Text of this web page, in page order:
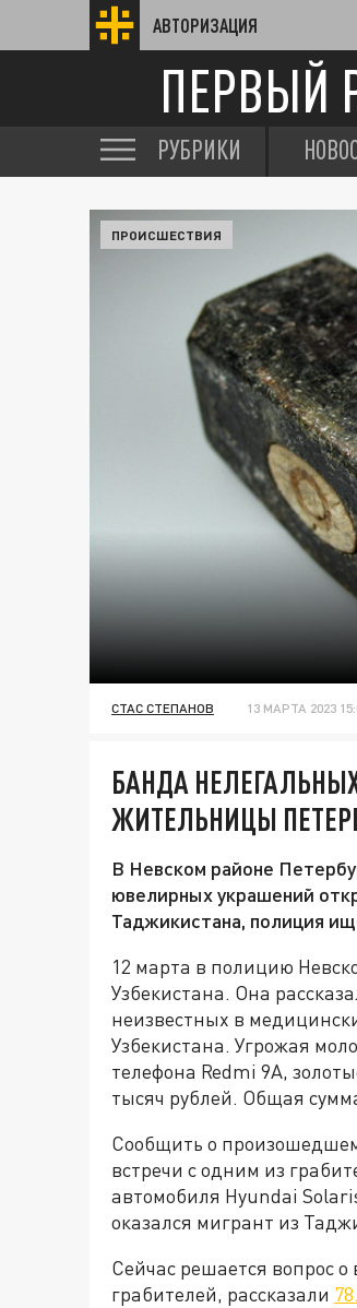
АВТОРИЗАЦИЯ
ПЕРВЫЙ
РУБРИКИ
ПРОИСШЕСТВИЯ
СТАС СТЕПАНОВ 13 МАРТА 2023
БАНДА
ЖИТЕЛЬНИЦЫ
В Невском районе
ювелирных украшений
Таджикистана, полиция
12 марта в полицию
Узбекистана. Она
неизвестных в
Узбекистана. Угрожая
телефона Redmi 9A,
тысяч рублей. Общая
Сообщить о
встречи с одним из
автомобиля Hyundai
оказался мигрант из
Сейчас решается вопрос
грабителей, рассказали